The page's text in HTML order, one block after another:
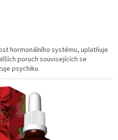
hormonálního systému, uplatňuje
poruch souvisejících se
psychiku.